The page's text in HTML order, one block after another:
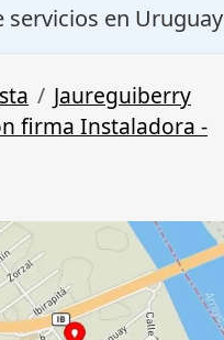
servicios en Uruguay
Jaureguiberry
firma Instaladora -